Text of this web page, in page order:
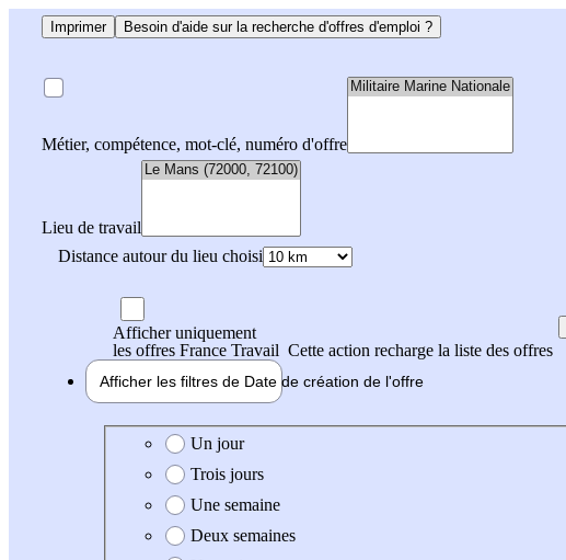
Imprimer Besoin d'aide sur la recherche d'offres d'emploi ?
Métier, compétence, mot-clé, numéro d'offre
Lieu de travail
Distance autour du lieu choisi
Afficher uniquement
les offres France Travail Cette action recharge la liste des offres
Afficher les filtres de Date de création de l'offre
Date de création de l'offre
Un jour
Trois jours
Une semaine
Deux semaines